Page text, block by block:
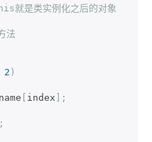
就是类实例化之后的对象
法
2 )
index ];
;